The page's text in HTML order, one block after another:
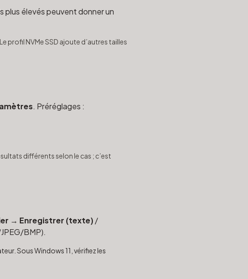
élevés peuvent donner un
profil NVMe SSD ajoute d’autres tailles
. Préréglages :
différents selon le cas ; c’est
→ Enregistrer (texte)/
BMP).
Sous Windows 11, vérifiez les